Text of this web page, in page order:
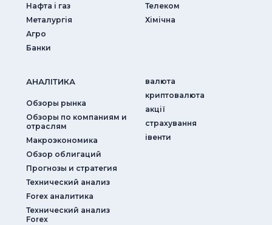
Нафта і газ
Металургія
Агро
Банки
Телеком
Хімічна
АНАЛIТИКА
Обзоры рынка
Обзоры по компаниям и
отраслям
Макроэкономика
Обзор облигаций
Прогнозы и стратегия
Технический анализ
Forex аналитика
Технический анализ
Forex
валюта
криптовалюта
акції
страхування
iвенти